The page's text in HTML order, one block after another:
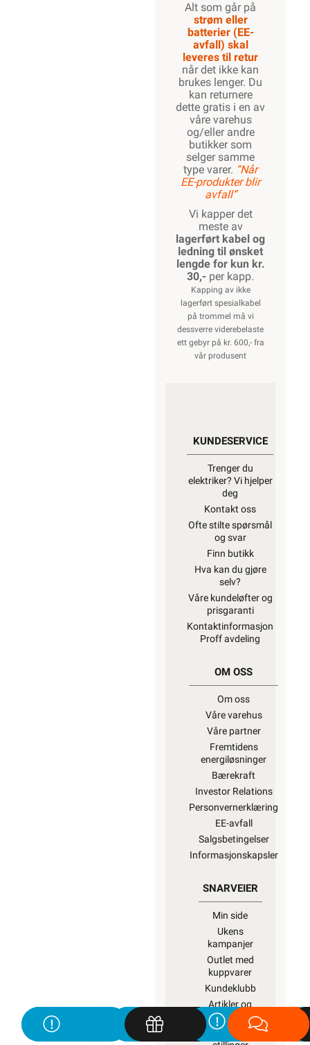
Alt som går på
strøm eller
batterier (EE-
avfall) skal
leveres til retur
når det ikke kan
brukes lenger. Du
kan returnere
dette gratis i en av
våre varehus
og/eller andre
butikker som
selger samme
type varer. “Når
EE-produkter blir
avfall”
Vi kapper det
meste av
lagerført kabel og
ledning til ønsket
lengde for kun kr.
30,- per kapp.
Kapping av ikke
lagerført spesialkabel
på trommel må vi
dessverre viderebelaste
ett gebyr på kr. 600,- fra
vår produsent
KUNDESERVICE
Trenger du
elektriker? Vi hjelper
deg
Kontakt oss
Ofte stilte spørsmål
og svar
Finn butikk
Hva kan du gjøre
selv?
Våre kundeløfter og
prisgaranti
Kontaktinformasjon
Proff avdeling
OM OSS
Om oss
Våre varehus
Våre partner
Fremtidens
energiløsninger
Bærekraft
Investor Relations
Personvernerklæring
EE-avfall
Salgsbetingelser
Informasjonskapsler
SNARVEIER
Min side
Ukens
kampanjer
Outlet med
kuppvarer
Kundeklubb
Artikler og
guider
Ledige